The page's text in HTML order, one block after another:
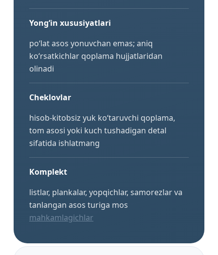
Yong‘in xususiyatlari
po‘lat asos yonuvchan emas; aniq
ko‘rsatkichlar qoplama hujjatlaridan
olinadi
Cheklovlar
hisob-kitobsiz yuk ko‘taruvchi qoplama,
tom asosi yoki kuch tushadigan detal
sifatida ishlatmang
Komplekt
listlar, plankalar, yopqichlar, samorezlar va
tanlangan asos turiga mos
mahkamlagichlar